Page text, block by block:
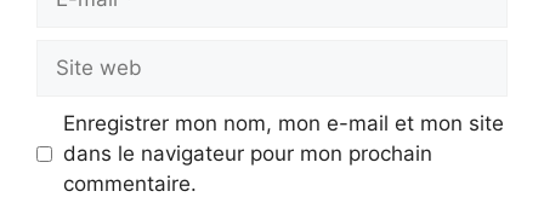
Site
web
Enregistrer mon nom, mon e-mail et mon site
dans le navigateur pour mon prochain
commentaire.